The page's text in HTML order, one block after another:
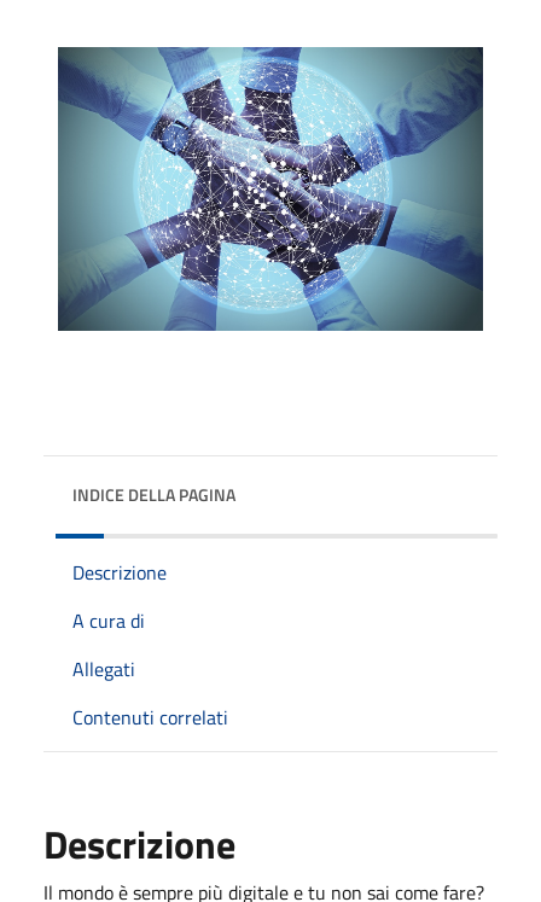
INDICE DELLA PAGINA
Descrizione
A cura di
Allegati
Contenuti correlati
Descrizione
Il mondo è sempre più digitale e tu non sai come fare?